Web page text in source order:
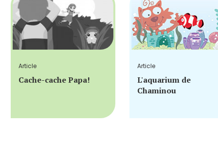
Article
Cache-cache Papa!
Article
L'aquarium de
Chaminou